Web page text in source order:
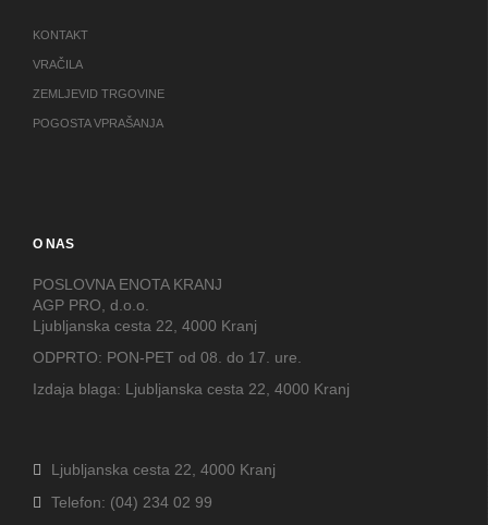
KONTAKT
VRAČILA
ZEMLJEVID TRGOVINE
POGOSTA VPRAŠANJA
O NAS
POSLOVNA ENOTA KRANJ
AGP PRO, d.o.o.
Ljubljanska cesta 22, 4000 Kranj
ODPRTO: PON-PET od 08. do 17. ure.
Izdaja blaga: Ljubljanska cesta 22, 4000 Kranj
Ljubljanska cesta 22, 4000 Kranj
Telefon: (04) 234 02 99